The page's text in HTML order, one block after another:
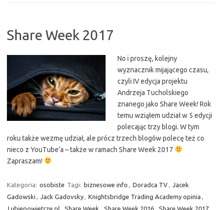
Share Week 2017
No i proszę, kolejny
wyznacznik mijającego czasu,
czyli IV edycja projektu
Andrzeja Tucholskiego
znanego jako Share Week! Rok
temu wziąłem udział w 5 edycji
polecając trzy blogi. W tym
roku także wezmę udział, ale prócz trzech blogów polecę też co
nieco z YouTube’a – także w ramach Share Week 2017
Zapraszam!
Kategoria: osobiste Tagi: biznesowe info , Doradca TV, Jacek
Gadowski , Jack Gadovsky, Knightsbridge Trading Academy opinia ,
Lubiepowietrze.pl, Share Week , Share Week 2016, Share Week 2017,